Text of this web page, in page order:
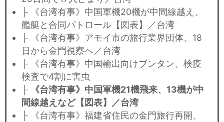
├ 《台湾有事》中国軍機20機が中間線越え、
艦艇と合同パトロール【図表】／台湾
├ 《台湾有事》アモイ市の旅行業界団体、18
日から金門視察へ／台湾
├ 《台湾有事》中国輸出向けブンタン、検疫
検査で4割に害虫
├
《台湾有事》中国軍機21機飛来、13機が中
間線越えなど【図表】／台湾
├ 《台湾有事》福建省住民の金門旅行再開、